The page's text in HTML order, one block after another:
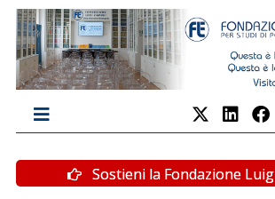
Sostieni la Fondazione